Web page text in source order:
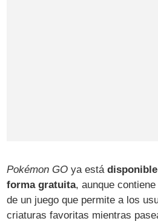
Pokémon GO ya está
forma gratuita, aunque
de un juego que permite a los
criaturas favoritas mientras